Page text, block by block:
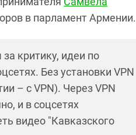
в парламент Армении.
критику, идеи по
Без установки VPN
– с VPN). Через VPN
и в соцсетях
видео "Кавказского